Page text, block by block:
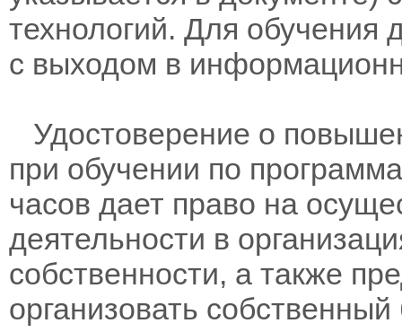
технологий. Для обучения
с выходом в
Удостоверение о
при обучении по
часов дает право на
деятельности в
собственности, а также
организовать